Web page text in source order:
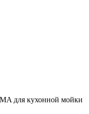
для кухонной мойки